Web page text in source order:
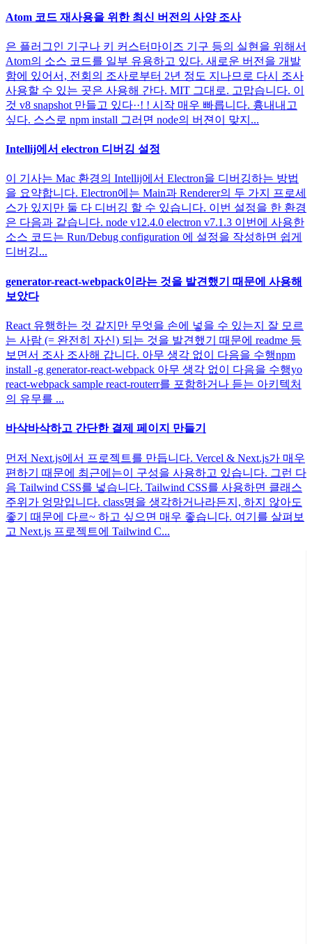
Atom 코드 재사용을 위한 최신 버전의 사양 조사
은 플러그인 기구나 키 커스터마이즈 기구 등의 실현을 위해서
Atom의 소스 코드를 일부 유용하고 있다. 새로운 버전을 개발
함에 있어서, 전회의 조사로부터 2년 정도 지나므로 다시 조사
사용할 수 있는 곳은 사용해 간다. MIT 그대로. 고맙습니다. 이
것 v8 snapshot 만들고 있다··! ! 시작 매우 빠릅니다. 흉내내고
싶다. 스스로 npm install 그러면 node의 버젼이 맞지...
Intellij에서 electron 디버깅 설정
이 기사는 Mac 환경의 Intellij에서 Electron을 디버깅하는 방법
을 요약합니다. Electron에는 Main과 Renderer의 두 가지 프로세
스가 있지만 둘 다 디버깅 할 수 있습니다. 이번 설정을 한 환경
은 다음과 같습니다. node v12.4.0 electron v7.1.3 이번에 사용한
소스 코드는 Run/Debug configuration 에 설정을 작성하면 쉽게
디버깅...
generator-react-webpack이라는 것을 발견했기 때문에 사용해
보았다
React 유행하는 것 같지만 무엇을 손에 넣을 수 있는지 잘 모르
는 사람 (= 완전히 자신) 되는 것을 발견했기 때문에 readme 등
보면서 조사 조사해 갑니다. 아무 생각 없이 다음을 수행npm
install -g generator-react-webpack 아무 생각 없이 다음을 수행yo
react-webpack sample react-routerr를 포함하거나 듣는 아키텍처
의 유무를 ...
바삭바삭하고 간단한 결제 페이지 만들기
먼저 Next.js에서 프로젝트를 만듭니다. Vercel & Next.js가 매우
편하기 때문에 최근에는이 구성을 사용하고 있습니다. 그런 다
음 Tailwind CSS를 넣습니다. Tailwind CSS를 사용하면 클래스
주위가 엉망입니다. class명을 생각하거나라든지, 하지 않아도
좋기 때문에 다르~ 하고 싶으면 매우 좋습니다. 여기를 살펴보
고 Next.js 프로젝트에 Tailwind C...